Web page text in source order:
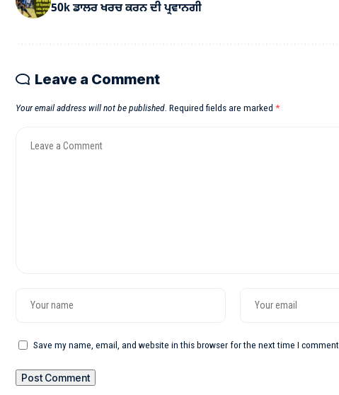
50k ਡਾਲਰ ਖਰਚ ਕਰਨ ਦੀ ਪ੍ਰਵਾਨਗੀ
Leave a Comment
Your email address will not be published. Required fields are marked *
Save my name, email, and website in this browser for the next time I comment.